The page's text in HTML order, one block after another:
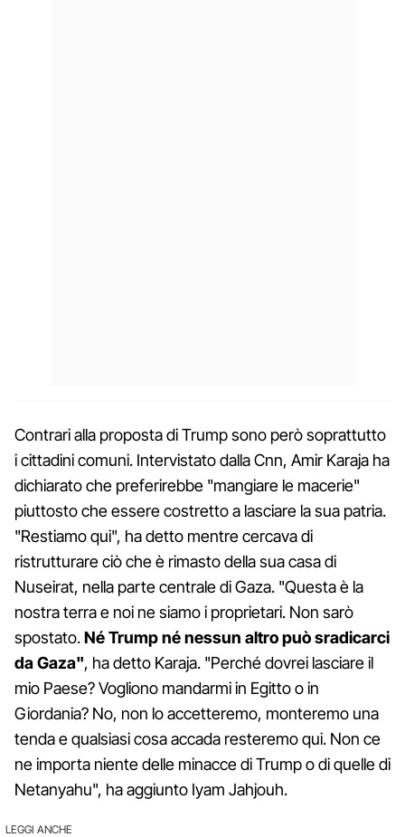
Contrari alla proposta di Trump sono però soprattutto
i cittadini comuni. Intervistato dalla Cnn, Amir Karaja ha
dichiarato che preferirebbe "mangiare le macerie"
piuttosto che essere costretto a lasciare la sua patria.
"Restiamo qui", ha detto mentre cercava di
ristrutturare ciò che è rimasto della sua casa di
Nuseirat, nella parte centrale di Gaza. "Questa è la
nostra terra e noi ne siamo i proprietari. Non sarò
spostato.Né Trump né nessun altro può sradicarci
da Gaza", ha detto Karaja. "Perché dovrei lasciare il
mio Paese? Vogliono mandarmi in Egitto o in
Giordania? No, non lo accetteremo, monteremo una
tenda e qualsiasi cosa accada resteremo qui. Non ce
ne importa niente delle minacce di Trump o di quelle di
Netanyahu", ha aggiunto Iyam Jahjouh.
LEGGI ANCHE